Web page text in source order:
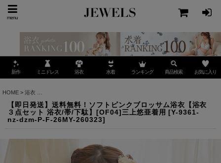
menu
新作 ミニドレス 浴衣 水着 ランキング 商品検索 お気に入り
HOME > 浴衣
【即日発送】送料無料！ソフトピンクブロッサム浴衣【浴衣
３点セット 浴衣/帯/下駄】[OF04]三上悠亜着用 [Y-9361-
nz-dzm-P-F-26MY-260323]